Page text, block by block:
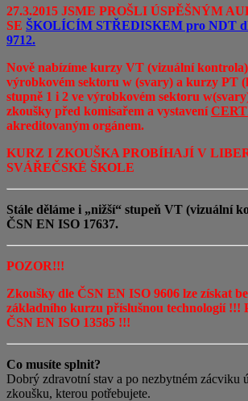
27.3.2015 JSME PROŠLI ÚSPĚŠNÝM
SE ŠKOLÍCÍM STŘEDISKEM pro NDT
9712.
Nově nabízíme kurzy VT (vizuální kontrola)
výrobkovém sektoru w (svary) a kurzy PT
stupně 1 i 2 ve výrobkovém sektoru
zkoušky před komisařem a vystavení
akreditovaným orgánem.
KURZ I ZKOUŠKA PROBÍHAJÍ V
SVÁŘEČSKÉ ŠKOLE
Stále děláme i „nižší“ stupeň VT (vizuální
ČSN EN ISO 17637.
POZOR!!!
Zkoušky dle ČSN EN ISO 9606 lze získat
základního kurzu příslušnou technologií !!!
ČSN EN ISO 13585 !!!
Co musíte splnit?
Dobrý zdravotní stav a po nezbytném zácviku
zkoušku, kterou potřebujete.